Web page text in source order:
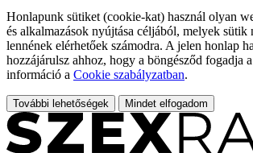
Honlapunk sütiket (cookie-kat) használ olyan
és alkalmazások nyújtása céljából, melyek sütik
lennének elérhetőek számodra. A jelen honlap
hozzájárulsz ahhoz, hogy a böngésződ fogadja
információ a Cookie szabályzatban.
További lehetőségek Mindet elfogadom